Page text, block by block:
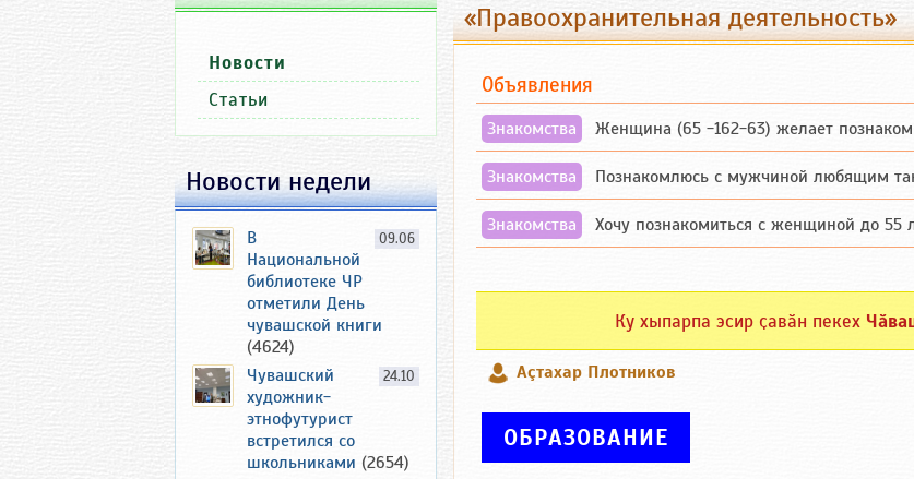
«Правоохранительная деятельность»
Объявления
Знакомства Женщина (65 -162-63) желает
Знакомства Познакомлюсь с мужчиной любящим
Знакомства Хочу познакомиться с женщиной до 55 лет
Ку хыпарпа эсир ҫавӑн пекех
Аçтахар Плотников
ОБРАЗОВАНИЕ
Новости
Статьи
Новости недели
09.06
В
Национальной
библиотеке ЧР
отметили День
чувашской книги
(4624)
24.10
Чувашский
художник-
этнофутурист
встретился со
школьниками (2654)